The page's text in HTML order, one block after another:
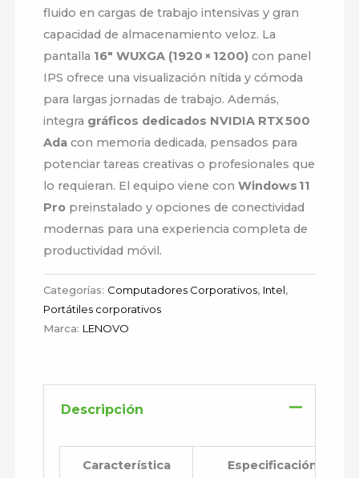
fluido en cargas de trabajo intensivas y gran
capacidad de almacenamiento veloz. La
pantalla 16″ WUXGA (1920 × 1200) con panel
IPS ofrece una visualización nítida y cómoda
para largas jornadas de trabajo. Además,
integra gráficos dedicados NVIDIA RTX 500
Ada con memoria dedicada, pensados para
potenciar tareas creativas o profesionales que
lo requieran. El equipo viene conWindows 11
Pro preinstalado y opciones de conectividad
modernas para una experiencia completa de
productividad móvil.
Categorías: Computadores Corporativos, Intel,
Portátiles corporativos
Marca: LENOVO
Descripción
Característica Especificación